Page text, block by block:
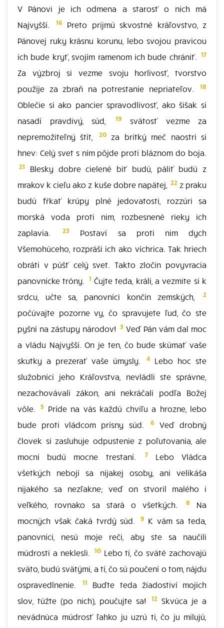
V Pánovi je ich odmena a starosť o nich má
Najvyšší.
16
Preto prijmú skvostné kráľovstvo, z
Pánovej ruky krásnu korunu, lebo svojou pravicou
ich bude kryť, svojím ramenom ich bude chrániť. 17
Za výzbroj si vezme svoju horlivosť, tvorstvo
použije za zbraň na potrestanie nepriateľov.
18
Oblečie si ako pancier spravodlivosť, ako šišak si
nasadí pravdivý, súd,
19
svätosť vezme za
nepremožiteľný štít,
20za britký meč naostrí si
hnev: Celý svet s ním pôjde proti bláznom do boja.
21
Blesky dobre cielené biť budú, páliť budú z
mrakov k cieľu ako z kuše dobre napätej, 22z praku
budú fŕkať krúpy plné jedovatosti, rozzúri sa
morská voda proti nim, rozbesnené rieky ich
zaplavia.
23 Postaví sa proti nim dych
Všemohúceho, rozpráši ich ako víchrica. Tak hriech
obráti v púšť celý svet. Takto zločin povyvracia
panovnícke tróny. 1 Čujte teda, králi, a vezmite si k
srdcu, učte sa, panovníci končín zemských,
2
počúvajte pozorne vy, čo spravujete ľud, čo ste
pyšní na zástupy národov! 3 Veď Pán vám dal moc
a vládu Najvyšší. On je ten, čo bude skúmať vaše
skutky a prezerať vaše úmysly.
4 Lebo hoc ste
služobníci jeho Kráľovstva, nevládli ste správne,
nezachovávali zákon, ani nekráčali podľa Božej
vôle.
5 Príde na vás každú chvíľu a hrozne, lebo
bude proti vládcom prísny súd.
6
Veď drobný
človek si zasluhuje odpustenie z poľutovania, ale
mocní budú mocne trestaní.
7Lebo Vládca
všetkých nebojí sa nijakej osoby, ani velikáša
nijakého sa nezľakne; veď on stvoril malého i
veľkého, rovnako sa stará o všetkých.
8
Na
mocných však čaká tvrdý súd.
9 K vám sa teda,
panovníci, nesú moje reči, aby ste sa naučili
múdrosti a neklesli. 10Lebo tí, čo sväté zachovajú
sväto, budú svätými, a tí, čo sú poučení o tom, nájdu
ospravedlnenie.
11
Buďte teda žiadostiví mojich
slov, túžte (po nich), poučujte sa!
12 Skvúca je a
nevädnúca múdrosť ľahko ju uzrú tí, čo ju milujú,